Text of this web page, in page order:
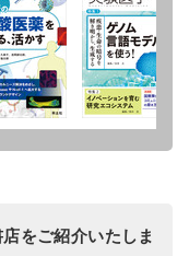
をご紹介いたしま